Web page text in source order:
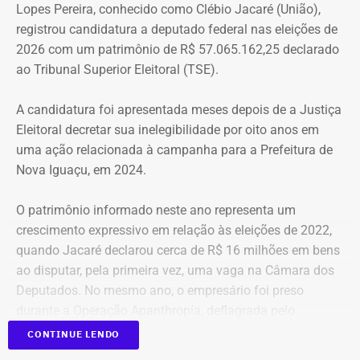
que atenda as necessidades básicas das famílias. Desde
que eu entrei no MLB nunca faltou comida. Só o que falta
mesmo é um teto, um lar para morar. Queremos fazer
valer um direito constitucional que nunca foi cumprido”
A Central de Movimentos Populares do Rio de Janeiro
(CMPRJ) emitiu nota de apoio e solidariedade e lembrou
que as famílias lutam há anos pelo direito à moradia com
organização e resistência.
“Sabemos que a moradia é a base de tudo. Quando um
movimento ocupa um imóvel abandonado ou
subutilizado, mais do que dar um teto, o que já é
fundamental, ele devolve esperança e perspectiva de vida
para centenas de pessoas, sobretudo para as crianças”,
Lopes Pereira, conhecido como Clébio Jacaré (União),
registrou candidatura a deputado federal nas eleições de
2026 com um patrimônio de R$ 57.065.162,25 declarado
ao Tribunal Superior Eleitoral (TSE).
A candidatura foi apresentada meses depois de a Justiça
Eleitoral decretar sua inelegibilidade por oito anos em
uma ação relacionada à campanha para a Prefeitura de
Nova Iguaçu, em 2024.
O patrimônio informado neste ano representa um
crescimento expressivo em relação às eleições de 2022,
quando Jacaré declarou cerca de R$ 16 milhões em bens
ao disputar, pela primeira vez, uma vaga na Câmara dos
Deputados. No mesmo ano, o empresário foi preso
Ministério Público do Rio de Janeiro (MPRJ), que
investigou um esquema de corrupção na Prefeitura de
CONTINUE LENDO